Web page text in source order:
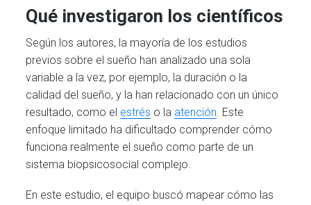
Qué investigaron los científicos
Según los autores, la mayoría de los estudios
previos sobre el sueño han analizado una sola
variable a la vez, por ejemplo, la duración o la
calidad del sueño, y la han relacionado con un único
resultado, como el estrés o la atención. Este
enfoque limitado ha dificultado comprender cómo
funciona realmente el sueño como parte de un
sistema biopsicosocial complejo.
En este estudio, el equipo buscó mapear cómo las